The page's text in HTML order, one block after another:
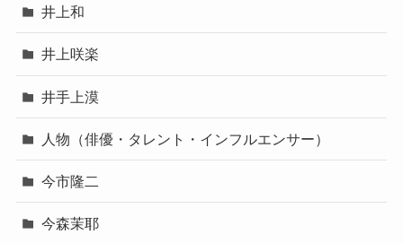
井上和
井上咲楽
井手上漠
人物（俳優・タレント・インフルエンサー）
今市隆二
今森茉耶